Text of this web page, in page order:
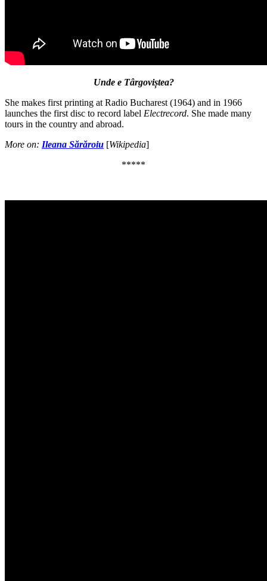
Unde e Târgoviștea?
She makes first printing at Radio Bucharest (1964) and in 1966
launches the first disc to record label Electrecord. She made many
tours in the country and abroad.
More on: Ileana Sărăroiu [Wikipedia]
*****